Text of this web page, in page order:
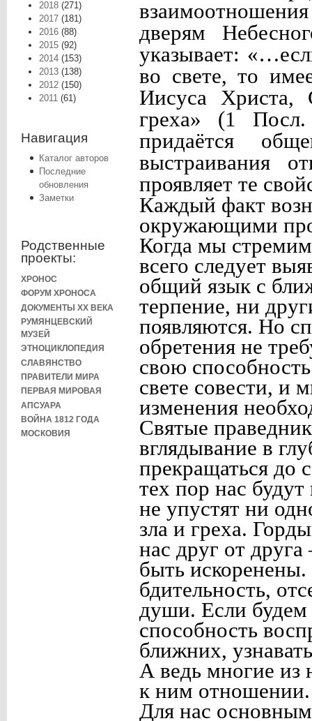
2018 (271)
2017 (181)
2016 (88)
2015 (92)
2014 (153)
2013 (138)
2012 (150)
2011 (61)
Навигация
Каталог авторов
Последние
обновления
Заметки
Родственные
проекты:
ХРОНОС
ФОРУМ ХРОНОСА
ДОКУМЕНТЫ XX ВЕКА
РУМЯНЦЕВСКИЙ
МУЗЕЙ
ЭТНОЦИКЛОПЕДИЯ
СЛАВЯНСТВО
ПРАВИТЕЛИ МИРА
ПЕРВАЯ МИРОВАЯ
АПСУАРА
ВОЙНА 1812 ГОДА
МОСКОВИЯ
дверям
указывает:
во свете, то
Иисуса Христа,
греха» (1
придаётся
выстраивания
проявляет те
Каждый факт
окружающими
Когда мы
всего следует
общий язык с
терпение, ни
появляются. Но
обретения не
свою
свете совести, и
изменения
Святые
вглядывание в
прекращаться до
тех пор нас
не упустят ни
зла и греха.
нас друг от
быть искоренены.
бдительность,
души. Если будем
способность
ближних,
А ведь многие из
к ним отношении.
Для нас